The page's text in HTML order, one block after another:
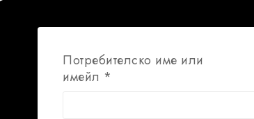
Потребителско име или
имейл *